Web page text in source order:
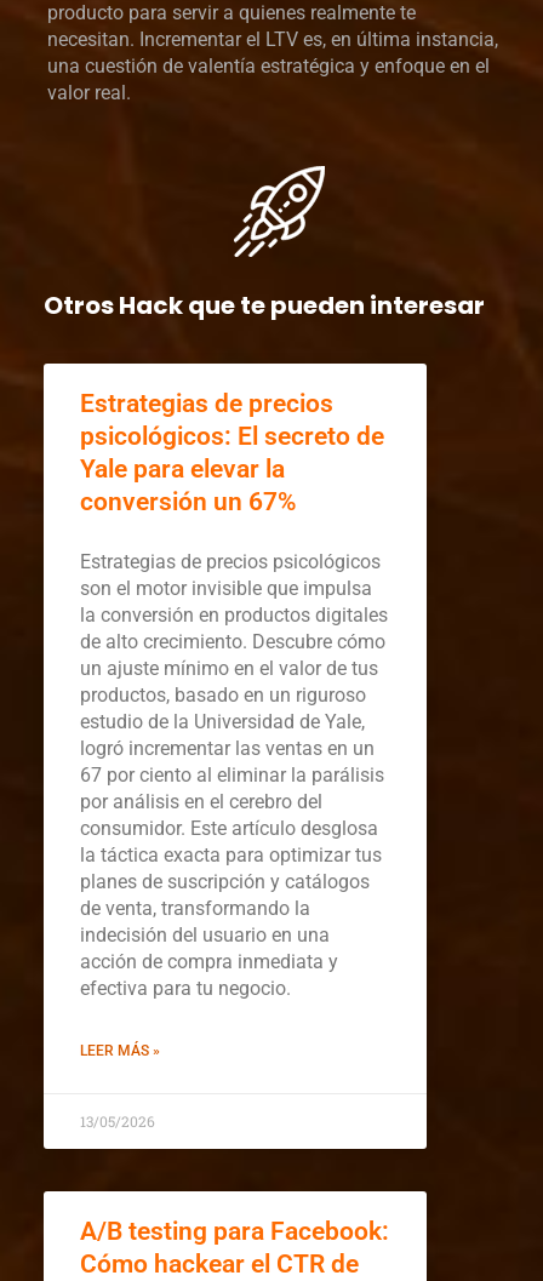
producto para servir a quienes realmente te
necesitan. Incrementar el LTV es, en última instancia,
una cuestión de valentía estratégica y enfoque en el
valor real.
Otros Hack que te pueden interesar
Estrategias de precios
psicológicos: El secreto de
Yale para elevar la
conversión un 67%
Estrategias de precios psicológicos
son el motor invisible que impulsa
la conversión en productos digitales
de alto crecimiento. Descubre cómo
un ajuste mínimo en el valor de tus
productos, basado en un riguroso
estudio de la Universidad de Yale,
logró incrementar las ventas en un
67 por ciento al eliminar la parálisis
por análisis en el cerebro del
consumidor. Este artículo desglosa
la táctica exacta para optimizar tus
planes de suscripción y catálogos
de venta, transformando la
indecisión del usuario en una
acción de compra inmediata y
efectiva para tu negocio.
LEER MÁS »
13/05/2026
A/B testing para Facebook:
Cómo hackear el CTR de